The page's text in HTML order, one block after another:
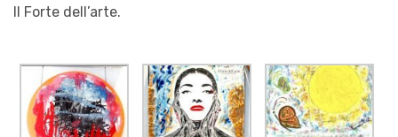
Il Forte dell’arte.